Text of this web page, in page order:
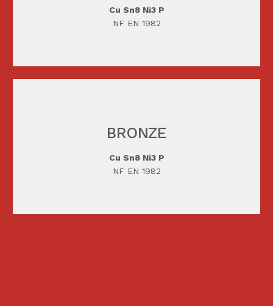
Cu Sn8 Ni3 P
NF EN 1982
BRONZE
Cu Sn8 Ni3 P
NF EN 1982